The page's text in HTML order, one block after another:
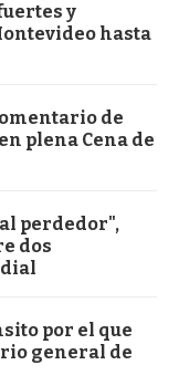
y
hasta
de
plena Cena de
perdedor",
dos
por el que
general de